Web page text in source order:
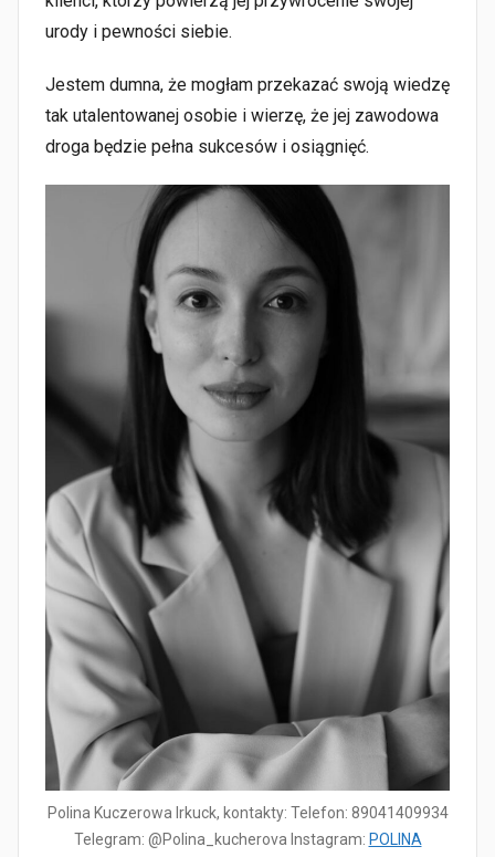
urody i pewności siebie.
Jestem dumna, że mogłam przekazać swoją wiedzę
tak utalentowanej osobie i wierzę, że jej zawodowa
droga będzie pełna sukcesów i osiągnięć.
Polina Kuczerowa Irkuck, kontakty: Telefon: 89041409934
Telegram: @Polina_kucherova Instagram: POLINA